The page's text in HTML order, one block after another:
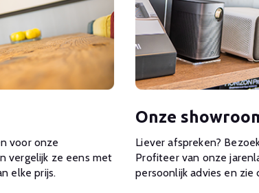
voor onze
vergelijk ze eens met
elke prijs.
Onze
Liever afspreken?
Profiteer van onze
persoonlijk advies en